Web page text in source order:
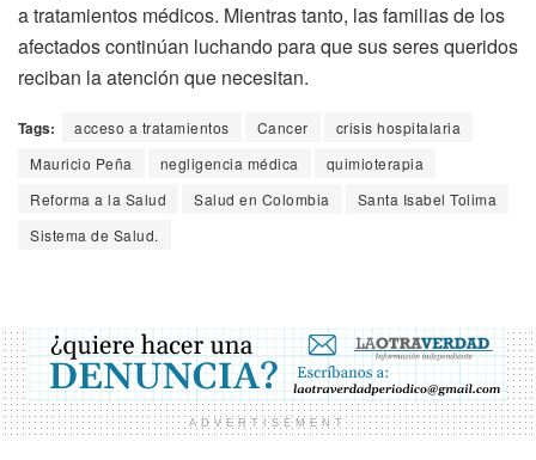
a tratamientos médicos. Mientras tanto, las familias de los
afectados continúan luchando para que sus seres queridos
reciban la atención que necesitan.
Tags: acceso a tratamientos Cancer
crisis hospitalaria
Mauricio Peña
negligencia médica
quimioterapia
Reforma a la Salud
Salud en Colombia
Santa Isabel Tolima
Sistema de Salud.
ADVERTISEMENT